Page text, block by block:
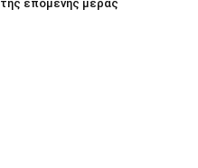
της επόμενης μέρας